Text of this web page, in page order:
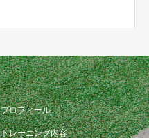
プロフィール
トレーニング内容